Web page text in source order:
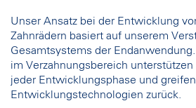
Unser Ansatz bei der Entwicklung
Zahnrädern basiert auf unserem
Gesamtsystems der
im Verzahnungsbereich
jeder Entwicklungsphase und
Entwicklungstechnologien zurück.